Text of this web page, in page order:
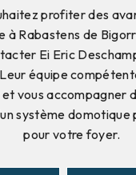
profiter des
à Rabastens de
Ei Eric
équipe
vous accompagner
système domotique
pour votre foyer.